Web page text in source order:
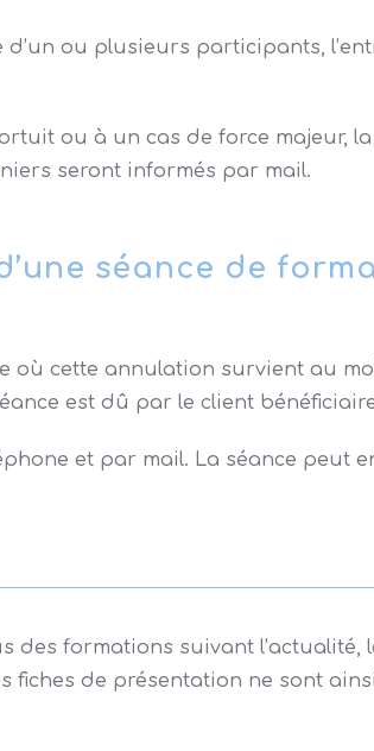
ou plusieurs participants,
ou à un cas de force majeur, la
seront informés par mail.
séance de
où cette annulation survient au
est dû par le client
et par mail. La séance peut
des formations suivant
de présentation ne sont